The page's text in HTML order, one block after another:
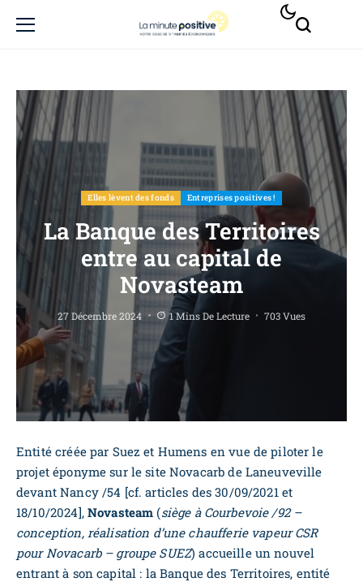
Elles lèvent des fonds Entreprises positives !
La Banque des Territoires
entre au capital de
Novasteam
27 Décembre 2024 1 Mins De Lecture 703 Vues
Entité créée par Suez et Humens en vue de piloter le
projet éponyme sur le site Novacarb de Laneuveville
devant Nancy /54 [cf. articles des 30/09/2021 et
18/10/2024], Novasteam (siège à Courbevoie /92 –
conception, réalisation d’une chaufferie vapeur CSR
pour Novacarb – groupe SUEZ) accueille un nouvel
entrant à son capital : la Banque des Territoires, entité